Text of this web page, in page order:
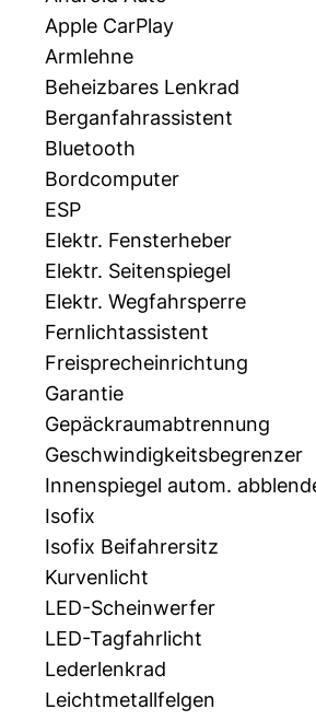
Apple CarPlay
Armlehne
Beheizbares Lenkrad
Berganfahrassistent
Bluetooth
Bordcomputer
ESP
Elektr. Fensterheber
Elektr. Seitenspiegel
Elektr. Wegfahrsperre
Fernlichtassistent
Freisprecheinrichtung
Garantie
Gepäckraumabtrennung
Geschwindigkeitsbegrenzer
Innenspiegel autom.
Isofix
Isofix Beifahrersitz
Kurvenlicht
LED-Scheinwerfer
LED-Tagfahrlicht
Lederlenkrad
Leichtmetallfelgen